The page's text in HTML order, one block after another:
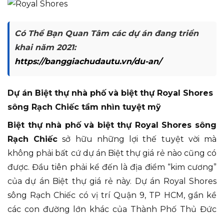
Có Thể Bạn Quan Tâm các dự án đang triển
khai năm 2021:
https://banggiachudautu.vn/du-an/
Dự án Biệt thự nhà phố và biệt thự Royal Shores
sông Rạch Chiếc tầm nhìn tuyệt mỹ
Biệt thự nhà phố và biệt thự Royal Shores sông
Rạch Chiếc sở hữu những lợi thế tuyệt vời mà
không phải bất cứ dự án Biệt thự giá rẻ nào cũng có
được. Đầu tiên phải kể đến là địa điểm “kim cương”
của dự án Biệt thự giá rẻ này. Dự án Royal Shores
sông Rạch Chiếc có vị trí Quận 9, TP HCM, gần kề
các con đường lớn khác của Thành Phố Thủ Đức